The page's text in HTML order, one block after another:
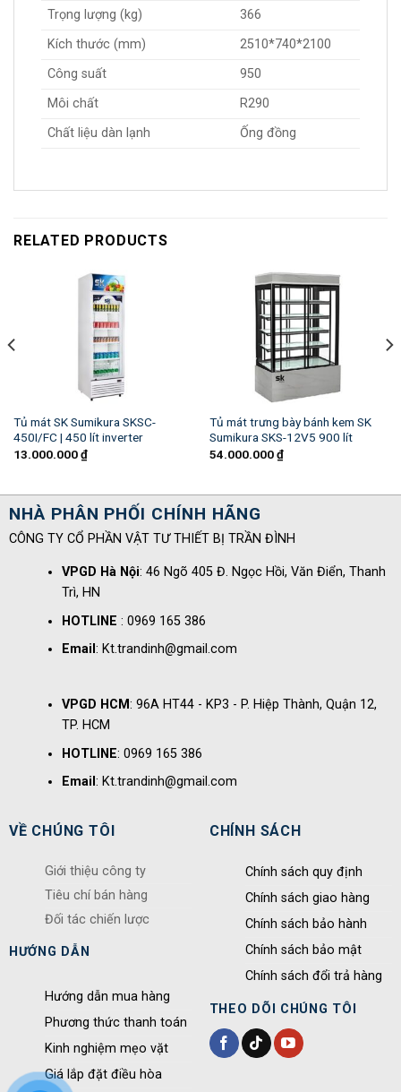
Trọng lượng (kg)
366
Kích thước (mm)
2510*740*2100
Công suất
950
Môi chất
R290
Chất liệu dàn lạnh
Ống đồng
RELATED PRODUCTS
Tủ mát SK Sumikura SKSC-
450I/FC | 450 lít inverter
13.000.000₫
Tủ mát trưng bày bánh kem SK
Sumikura SKS-12V5 900 lít
54.000.000₫
NHÀ PHÂN PHỐI CHÍNH HÃNG
CÔNG TY CỔ PHẦN VẬT TƯ THIẾT BỊ TRẦN ĐÌNH
VPGD Hà Nội: 46 Ngõ 405 Đ. Ngọc Hồi, Văn Điển, Thanh
Trì, HN
HOTLINE : 0969 165 386
Email : Kt.trandinh@gmail.com
VPGD HCM: 96A HT44 - KP3 - P. Hiệp Thành, Quận 12,
TP. HCM
HOTLINE: 0969 165 386
Email: Kt.trandinh@gmail.com
VỀ CHÚNG TÔI
Giới thiệu công ty
Tiêu chí bán hàng
Đối tác chiến lược
HƯỚNG DẪN
Hướng dẫn mua hàng
Phương thức thanh toán
Kinh nghiệm mẹo vặt
Giá lắp đặt điều hòa
CHÍNH SÁCH
Chính sách quy định
Chính sách giao hàng
Chính sách bảo hành
Chính sách bảo mật
Chính sách đổi trả hàng
THEO DÕI CHÚNG TÔI